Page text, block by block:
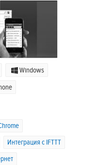
Windows
Интеграция с IFTTT